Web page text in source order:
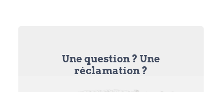
Une question ? Une
réclamation ?